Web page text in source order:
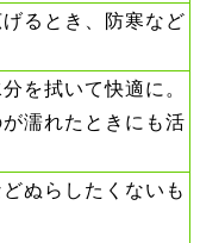
るとき、防寒など
を拭いて快適に。
濡れたときにも活
ぬらしたくないも